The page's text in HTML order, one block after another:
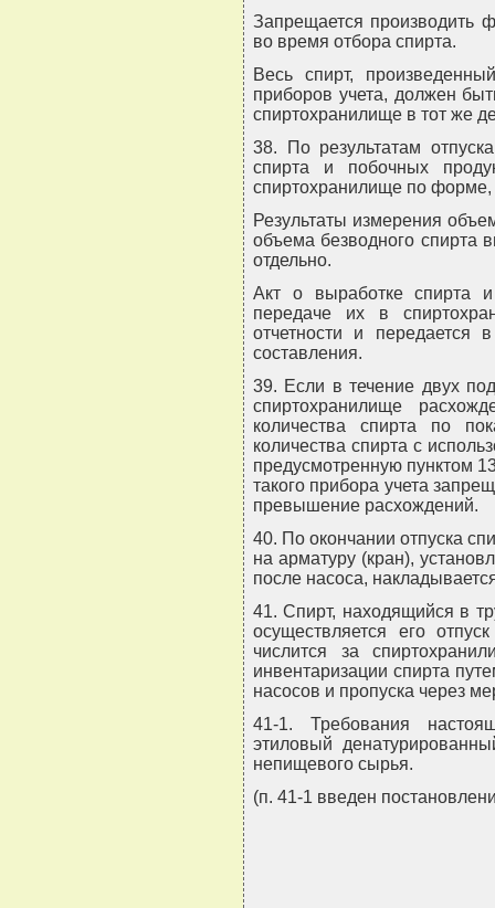
Запрещается производить
во время отбора спирта.
Весь спирт,
приборов учета, должен
спиртохранилище в тот же
38. По результатам
спирта и побочных
спиртохранилище по форме,
Результаты измерения
объема безводного спирта
отдельно.
Акт о выработке спирта
передаче их в
отчетности и передается
составления.
39. Если в течение двух
спиртохранилище
количества спирта по
количества спирта с
предусмотренную пунктом
такого прибора учета
превышение расхождений.
40. По окончании отпуска
на арматуру (кран),
после насоса,
41. Спирт, находящийся в
осуществляется его
числится за
инвентаризации спирта
насосов и пропуска через
41-1. Требования
этиловый
непищевого сырья.
(п. 41-1 введен